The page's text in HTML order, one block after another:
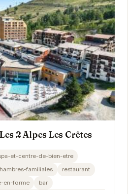
2 Alpes Les Crêtes
et-centre-de-bien-etre
familiales
restaurant
en-forme bar